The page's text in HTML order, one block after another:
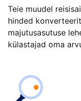
Teie muudel
hinded
majutusasutuse
külastajad oma